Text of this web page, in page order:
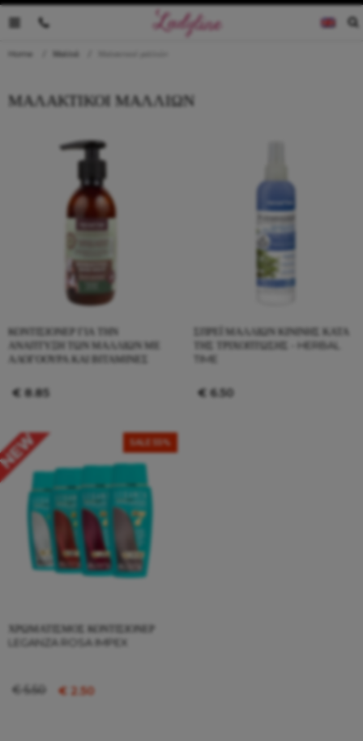
Home Μαλλιά
ΜΑΛΑΚΤΙΚΟΊ ΜΑΛΛΙΏΝ
ΚΟΝΤΊΣΙΟΝΕΡ ΓΙΑ ΤΗΝ
ΑΝΆΠΤΥΞΗ ΤΩΝ ΜΑΛΛΙΏΝ ΜΕ
ΑΛΟΓΟΟΥΡΆ ΚΑΙ ΒΙΤΑΜΊΝΕΣ
€ 8.85
ΣΠΡΈΙ ΜΑΛΛΙΏΝ ΚΙΝΊΝΗΣ ΚΑΤΆ
ΤΗΣ ΤΡΙΧΌΠΤΩΣΗΣ - HERBAL
TIME
€ 6.50
SALE 55%
ΧΡΩΜΑΤΙΣΜΌΣ ΚΟΝΤΊΣΙΟΝΕΡ
LEGANZA ROSA IMPEX
€ 5.50 € 2.50